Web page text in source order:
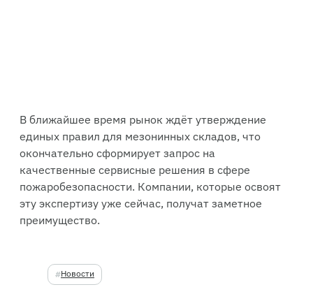
В ближайшее время рынок ждёт утверждение
единых правил для мезонинных складов, что
окончательно сформирует запрос на
качественные сервисные решения в сфере
пожаробезопасности. Компании, которые освоят
эту экспертизу уже сейчас, получат заметное
преимущество.
Новости